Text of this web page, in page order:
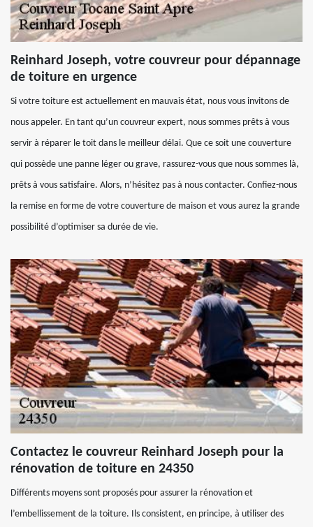
Reinhard Joseph, votre couvreur pour dépannage
de toiture en urgence
Si votre toiture est actuellement en mauvais état, nous vous invitons de
nous appeler. En tant qu’un couvreur expert, nous sommes prêts à vous
servir à réparer le toit dans le meilleur délai. Que ce soit une couverture
qui possède une panne léger ou grave, rassurez-vous que nous sommes là,
prêts à vous satisfaire. Alors, n’hésitez pas à nous contacter. Confiez-nous
la remise en forme de votre couverture de maison et vous aurez la grande
possibilité d’optimiser sa durée de vie.
Contactez le couvreur Reinhard Joseph pour la
rénovation de toiture en 24350
Différents moyens sont proposés pour assurer la rénovation et
l’embellissement de la toiture. Ils consistent, en principe, à utiliser des